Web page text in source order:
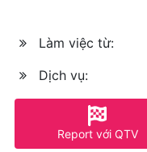
Làm việc từ:
Dịch vụ:
Report với QTV